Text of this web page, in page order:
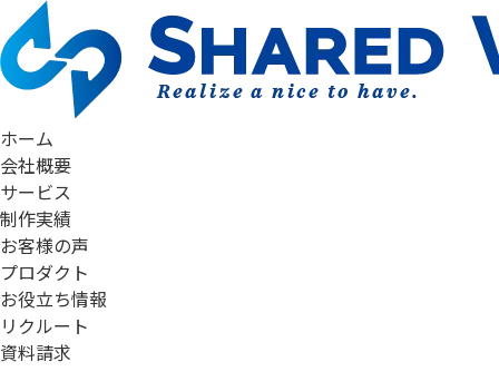
ホーム
会社概要
サービス
制作実績
お客様の声
プロダクト
お役立ち情報
リクルート
資料請求